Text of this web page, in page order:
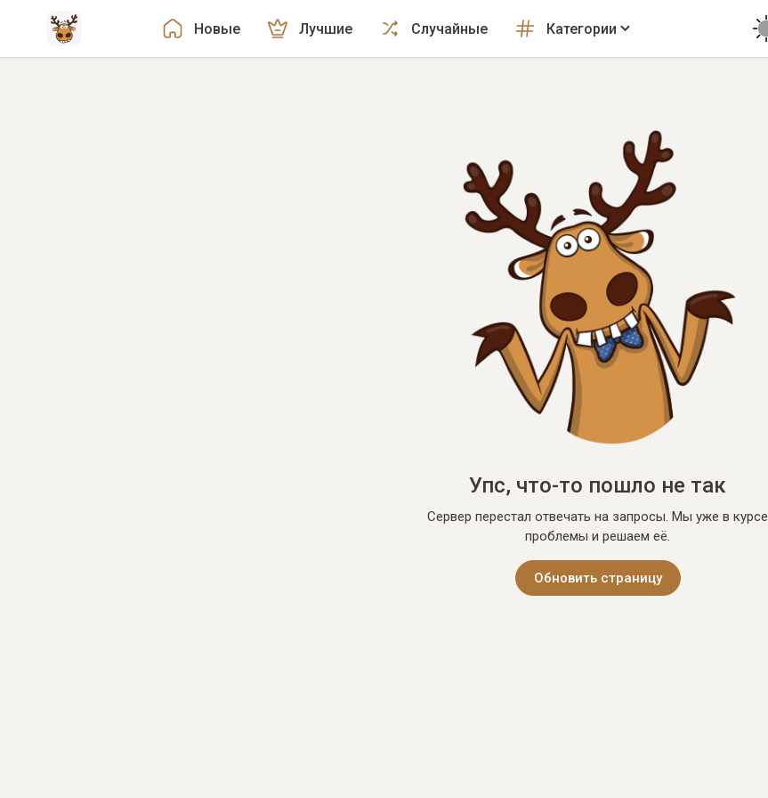
Новые Лучшие Случайные Категории
Упс, что-то пошло не так
Сервер перестал отвечать на запросы. Мы уже в курсе
проблемы и решаем её.
Обновить страницу